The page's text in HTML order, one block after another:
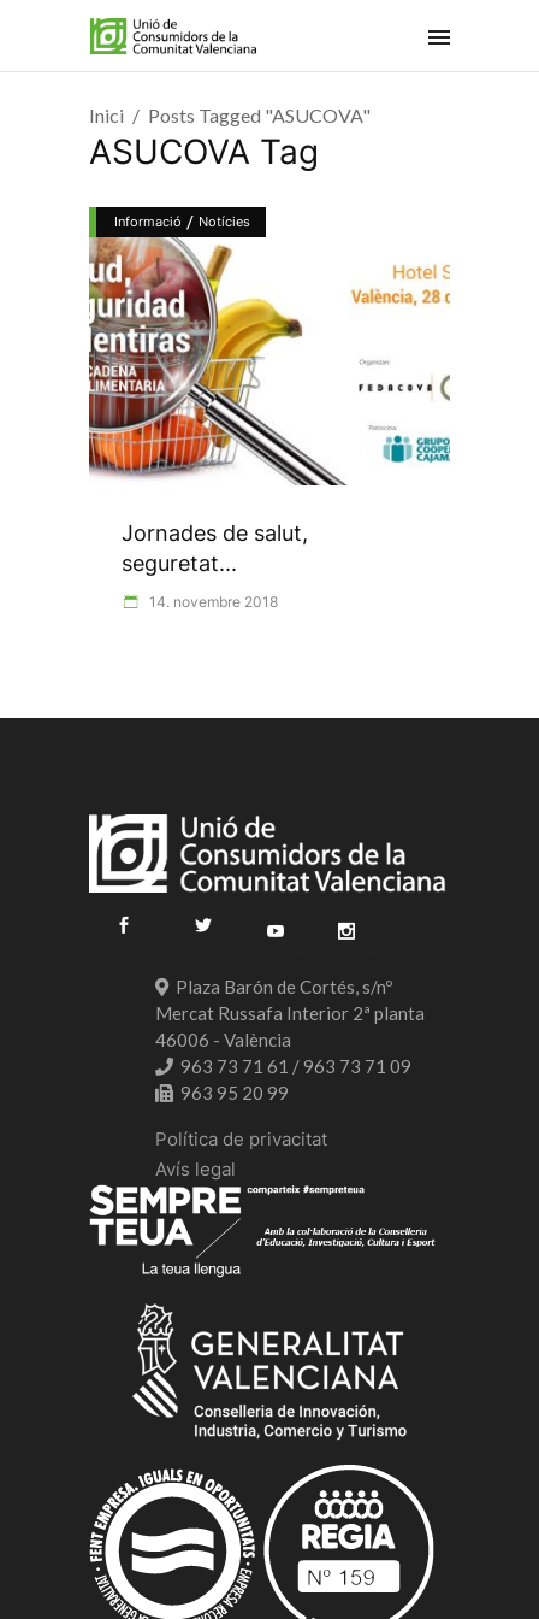
Inici Posts Tagged "ASUCOVA"
ASUCOVA Tag
Informació / Notícies
Jornades de salut,
seguretat...
14. novembre 2018
Plaza Barón de Cortés, s/nº
Mercat Russafa Interior 2ª planta
46006 - València
963 73 71 61 / 963 73 71 09
963 95 20 99
Política de privacitat
Avís legal